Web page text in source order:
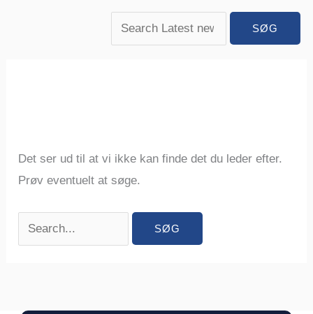
Det ser ud til at vi ikke kan finde det du leder efter.
Prøv eventuelt at søge.